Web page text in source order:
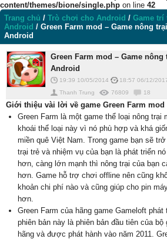
content/themes/bione/single.php on line 42
Trang chủ / Trò chơi cho Android / Game trí
Android / Green Farm mod – Game nông
Android
Green Farm mod – Game
Android
19:39 10/05/2014 18:57 06/12/
Thanh Trung
76809 18
Giới thiệu vài lời về game Green Farm mod
Green Farm là một game thể loại nông trại
khoái thể loại này vì nó phù hợp và khá
miền quê Việt Nam. Trong game bạn sẽ
trại trẻ và nhiệm vụ của bạn là phát triển
hơn, càng lớn mạnh thì nông trại của bạn
hơn. Game hỗ trợ chơi offline nên cũng
khoản chi phí nào và cũng giúp cho pin
hơn.
Green Farm của hãng game Gameloft phát
phiên bản này là phiên bản đầu tiên của bộ
hãng và được phát hành vào năm 2011.